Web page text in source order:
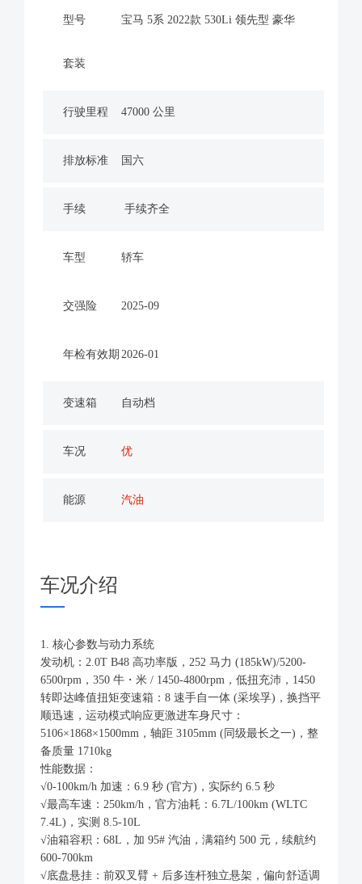
型号 宝马 5系 2022款 530Li 领先型 豪华
套装
行驶里程 47000 公里
排放标准 国六
手续 手续齐全
车型 轿车
交强险 2025-09
年检有效期 2026-01
变速箱 自动档
车况 优
能源 汽油
车况介绍
1. 核心参数与动力系统
发动机：2.0T B48 高功率版，252 马力 (185kW)/5200-
6500rpm，350 牛・米 / 1450-4800rpm，低扭充沛，1450
转即达峰值扭矩变速箱：8 速手自一体 (采埃孚)，换挡平
顺迅速，运动模式响应更激进车身尺寸：
5106×1868×1500mm，轴距 3105mm (同级最长之一)，整
备质量 1710kg
性能数据：
√0-100km/h 加速：6.9 秒 (官方)，实际约 6.5 秒
√最高车速：250km/h，官方油耗：6.7L/100km (WLTC
7.4L)，实测 8.5-10L
√油箱容积：68L，加 95# 汽油，满箱约 500 元，续航约
600-700km
√底盘悬挂：前双叉臂 + 后多连杆独立悬架，偏向舒适调